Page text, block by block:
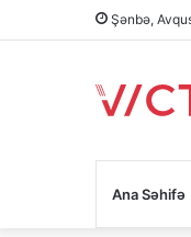
Şənbə,
Ana Səhifə